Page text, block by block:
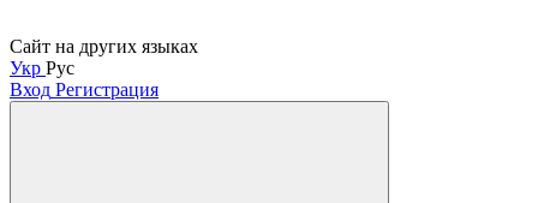
Сайт на других языках
Укр Рус
Вход Регистрация